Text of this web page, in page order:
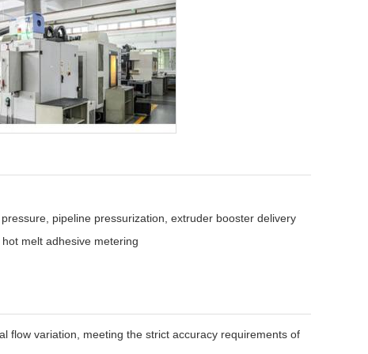
pipeline pressurization, extruder booster delivery
melt adhesive metering
flow variation, meeting the strict accuracy requirements of